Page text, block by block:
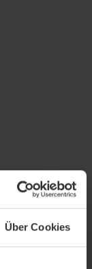
Über Cookies